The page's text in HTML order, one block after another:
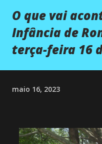
O que vai
Infância de
terça-feira 16
maio 16, 2023